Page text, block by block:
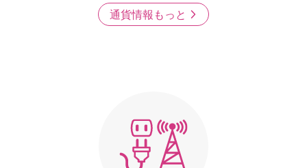
通貨情報もっと